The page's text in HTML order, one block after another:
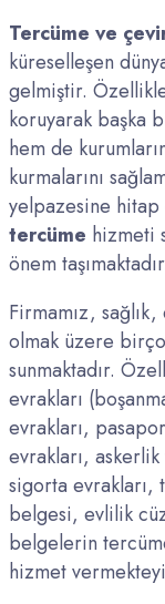
Tercüme ve
küreselleşen
gelmiştir.
koruyarak başka
hem de
kurmalarını
yelpazesine hitap
tercüme hizmeti
önem
Firmamız,
olmak üzere
sunmaktadır.
evrakları
evrakları,
evrakları,
sigorta evrakları,
belgesi, evlilik
belgelerin
hizmet